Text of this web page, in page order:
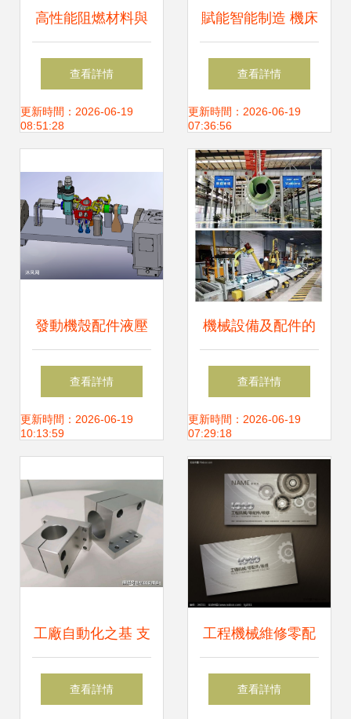
高性能阻燃材料與
傳統機械設備創新
的路徑探究 以PBT
開關與電視零件設
計為例
查看詳情
更新時間：2026-06-19
08:51:28
賦能智能制造 機床
附件模型下載技巧
與機械設備配件設
計思路
查看詳情
更新時間：2026-06-19
07:36:56
發動機殼配件液壓
夾具設計指南
查看詳情
更新時間：2026-06-19
10:13:59
機械設備及配件的
設計 從原理到創新
的系統化路徑
查看詳情
更新時間：2026-06-19
07:29:18
工廠自動化之基 支
柱底座與夾緊固定
查看詳情
工程機械維修零配
件與機械設備名片
查看詳情